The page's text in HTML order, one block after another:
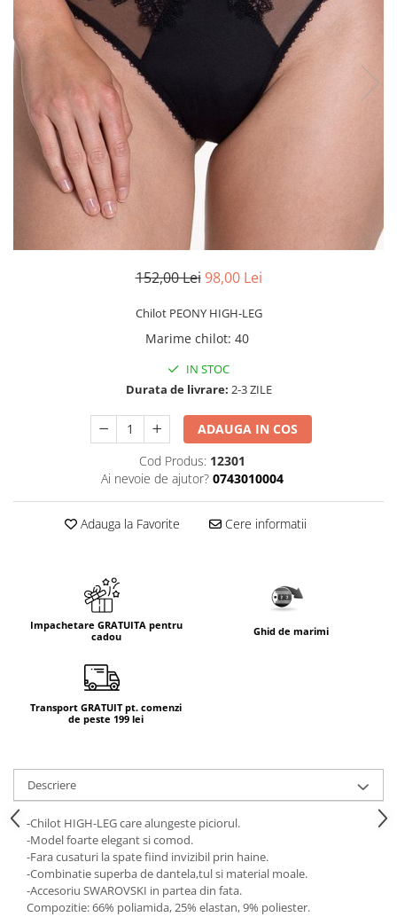
152,00 Lei 98,00 Lei
Chilot PEONY HIGH-LEG
Marime chilot: 40
IN STOC
Durata de livrare: 2-3 ZILE
ADAUGA IN COS
Cod Produs: 12301
Ai nevoie de ajutor? 0743010004
Adauga la Favorite Cere informatii
Impachetare GRATUITA pentru
cadou
Ghid de marimi
Transport GRATUIT pt. comenzi
de peste 199 lei
Descriere
-Chilot HIGH-LEG care alungeste piciorul.
-Model foarte elegant si comod.
-Fara cusaturi la spate fiind invizibil prin haine.
-Combinatie superba de dantela,tul si material moale.
-Accesoriu SWAROVSKI in partea din fata.
Compozitie: 66% poliamida, 25% elastan, 9% poliester.